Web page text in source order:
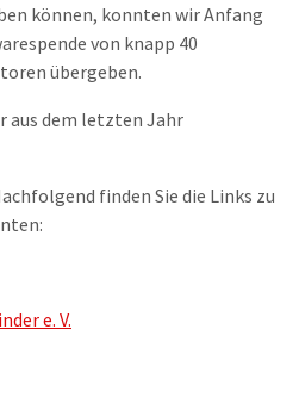
können, konnten wir Anfang
von knapp 40
übergeben.
aus dem letzten Jahr
finden Sie die Links zu
e. V.